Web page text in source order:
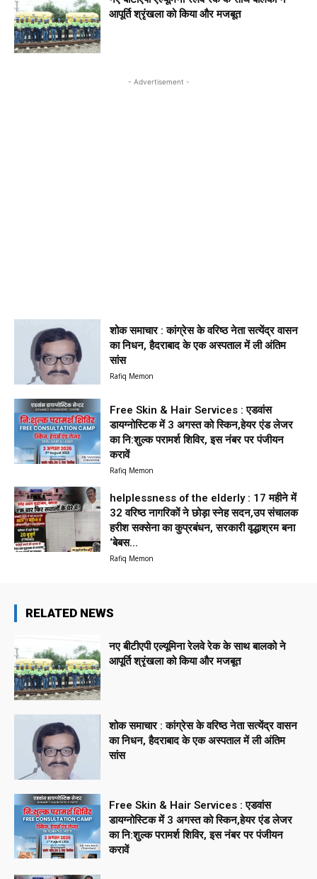
आपूर्ति श्रृंखला को किया और मजबूत
- Advertisement -
शोक समाचार : कांग्रेस के वरिष्ठ नेता सत्येंद्र वासन
का निधन, हैदराबाद के एक अस्पताल में ली अंतिम
सांस
Rafiq Memon
Free Skin & Hair Services : एडवांस
डायग्नोस्टिक में 3 अगस्त को स्किन,हेयर एंड लेजर
का नि:शुल्क परामर्श शिविर, इस नंबर पर पंजीयन
करावें
Rafiq Memon
helplessness of the elderly : 17 महीने में
32 वरिष्ठ नागरिकों ने छोड़ा स्नेह सदन,उप संचालक
हरीश सक्सेना का कुप्रबंधन, सरकारी वृद्धाश्रम बना
‘बेबस...
Rafiq Memon
RELATED NEWS
नए बीटीएपी एल्यूमिना रेलवे रेक के साथ बालको ने
आपूर्ति श्रृंखला को किया और मजबूत
शोक समाचार : कांग्रेस के वरिष्ठ नेता सत्येंद्र वासन
का निधन, हैदराबाद के एक अस्पताल में ली अंतिम
सांस
Free Skin & Hair Services : एडवांस
डायग्नोस्टिक में 3 अगस्त को स्किन,हेयर एंड लेजर
का नि:शुल्क परामर्श शिविर, इस नंबर पर पंजीयन
करावें